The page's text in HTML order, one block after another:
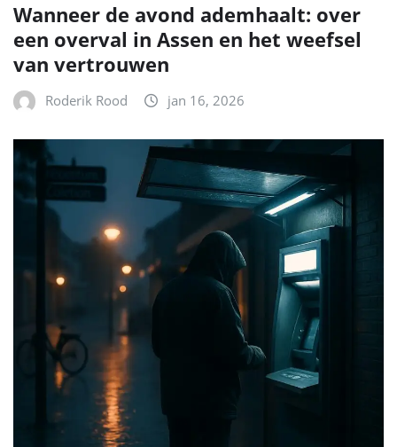
Wanneer de avond ademhaalt: over
een overval in Assen en het weefsel
van vertrouwen
Roderik Rood jan 16, 2026